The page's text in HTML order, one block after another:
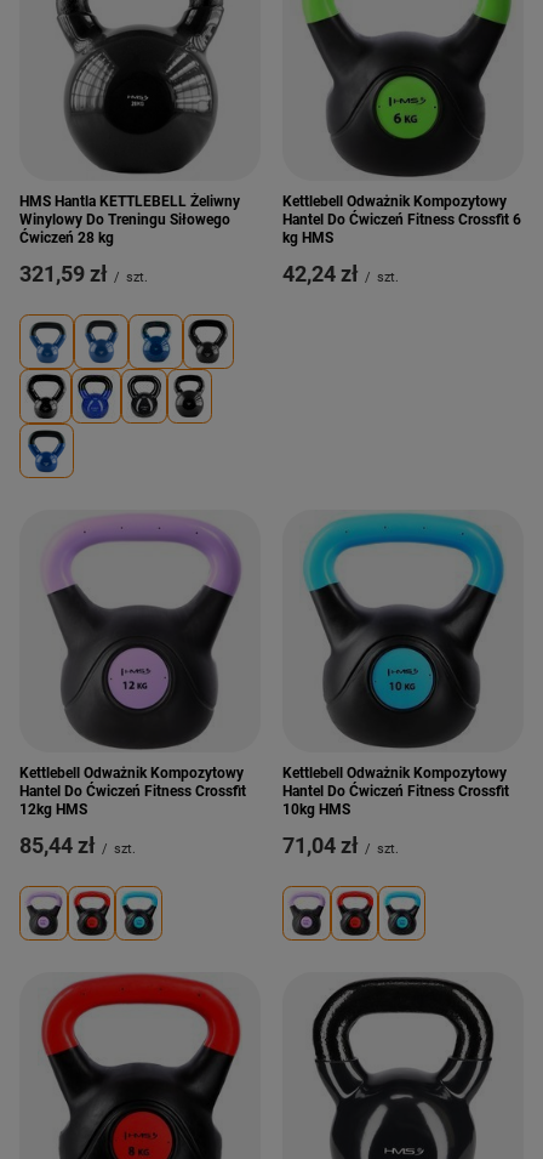
HMS Hantla KETTLEBELL Żeliwny
Winylowy Do Treningu Siłowego
Ćwiczeń 28 kg
321,59 zł / szt.
Kettlebell Odważnik Kompozytowy
Hantel Do Ćwiczeń Fitness Crossfit 6
kg HMS
42,24 zł / szt.
Kettlebell Odważnik Kompozytowy
Hantel Do Ćwiczeń Fitness Crossfit
12kg HMS
85,44 zł / szt.
Kettlebell Odważnik Kompozytowy
Hantel Do Ćwiczeń Fitness Crossfit
10kg HMS
71,04 zł / szt.